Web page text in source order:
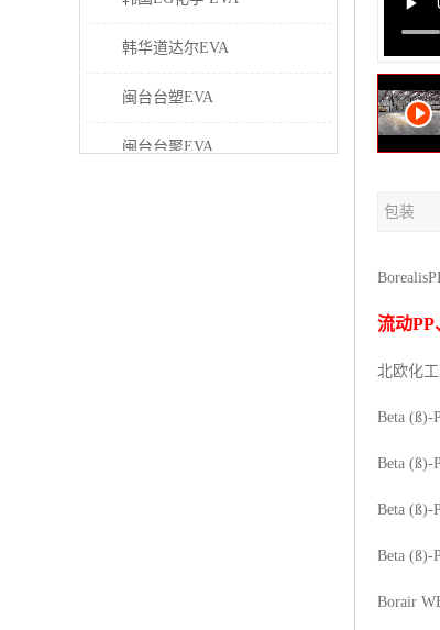
韩华道达尔EVA
闽台台塑EVA
闽台台聚EVA
包装
Borealis
流动PP
北欧化工
Beta (ß)-
Beta (ß)-
Beta (ß)-
Beta (ß)-
Borair